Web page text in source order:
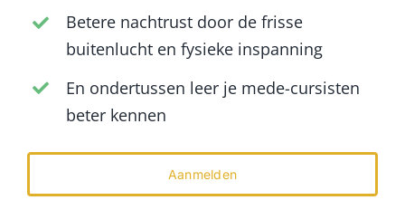
Betere nachtrust door de frisse
buitenlucht en fysieke inspanning
En ondertussen leer je mede-cursisten
beter kennen
Aanmelden